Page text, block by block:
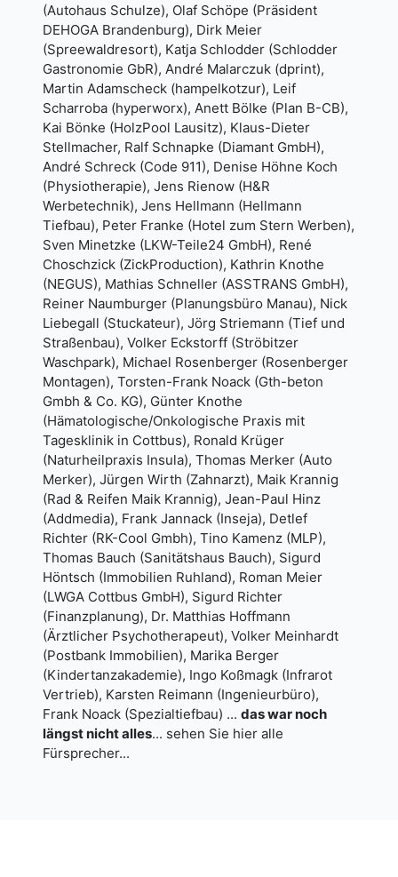
(Autohaus Schulze), Olaf Schöpe (Präsident
DEHOGA Brandenburg), Dirk Meier
(Spreewaldresort), Katja Schlodder (Schlodder
Gastronomie GbR), André Malarczuk (dprint),
Martin Adamscheck (hampelkotzur), Leif
Scharroba (hyperworx), Anett Bölke (Plan B-CB),
Kai Bönke (HolzPool Lausitz), Klaus-Dieter
Stellmacher, Ralf Schnapke (Diamant GmbH),
André Schreck (Code 911), Denise Höhne Koch
(Physiotherapie), Jens Rienow (H&R
Werbetechnik), Jens Hellmann (Hellmann
Tiefbau), Peter Franke (Hotel zum Stern Werben),
Sven Minetzke (LKW-Teile24 GmbH), René
Choschzick (ZickProduction), Kathrin Knothe
(NEGUS), Mathias Schneller (ASSTRANS GmbH),
Reiner Naumburger (Planungsbüro Manau), Nick
Liebegall (Stuckateur), Jörg Striemann (Tief und
Straßenbau), Volker Eckstorff (Ströbitzer
Waschpark), Michael Rosenberger (Rosenberger
Montagen), Torsten-Frank Noack (Gth-beton
Gmbh & Co. KG), Günter Knothe
(Hämatologische/Onkologische Praxis mit
Tagesklinik in Cottbus), Ronald Krüger
(Naturheilpraxis Insula), Thomas Merker (Auto
Merker), Jürgen Wirth (Zahnarzt), Maik Krannig
(Rad & Reifen Maik Krannig), Jean-Paul Hinz
(Addmedia), Frank Jannack (Inseja), Detlef
Richter (RK-Cool Gmbh), Tino Kamenz (MLP),
Thomas Bauch (Sanitätshaus Bauch), Sigurd
Höntsch (Immobilien Ruhland), Roman Meier
(LWGA Cottbus GmbH), Sigurd Richter
(Finanzplanung), Dr. Matthias Hoffmann
(Ärztlicher Psychotherapeut), Volker Meinhardt
(Postbank Immobilien), Marika Berger
(Kindertanzakademie), Ingo Koßmagk (Infrarot
Vertrieb), Karsten Reimann (Ingenieurbüro),
Frank Noack (Spezialtiefbau) ... das war noch
längst nicht alles... sehen Sie hier alle
Fürsprecher...